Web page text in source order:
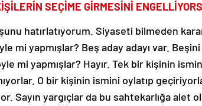
SEÇİME GİRMESİNİ
hatırlatıyorum. Siyaseti bilmeden
mi yapmışlar? Beş aday adayı var.
mi yapmışlar? Hayır. Tek bir kişinin
O bir kişinin ismini oylatıp
Sayın yargıçlar da bu sahtekarlığa